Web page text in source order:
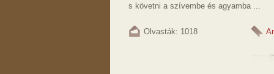
s követni a szívembe és agyamba ...
Olvasták: 1018